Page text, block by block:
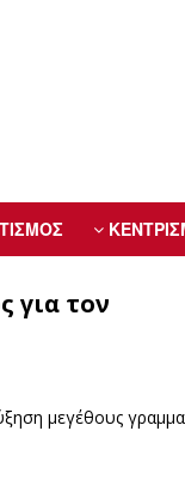
για τον
μεγέθους